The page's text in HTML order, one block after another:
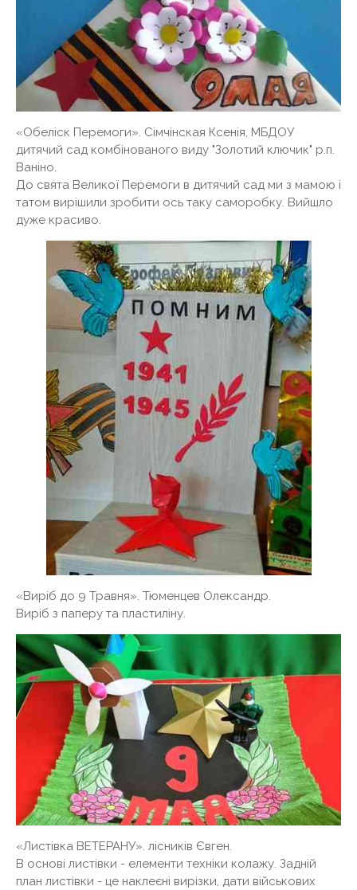
«Обеліск Перемоги». Сімчінская Ксенія, МБДОУ
дитячий сад комбінованого виду "Золотий ключик" р.п.
Ваніно.
До свята Великої Перемоги в дитячий сад ми з мамою і
татом вирішили зробити ось таку саморобку. Вийшло
дуже красиво.
«Виріб до 9 Травня». Тюменцев Олександр.
Виріб з паперу та пластиліну.
«Листівка ВЕТЕРАНУ». лісників Євген.
В основі листівки - елементи техніки колажу. Задній
план листівки - це наклеєні вирізки, дати військових